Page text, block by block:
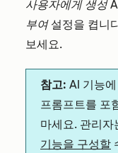
사용자에게 생성
부여설정을 켭니
보세요.
참고: AI 기능
프롬프트를 포
마세요. 관리자
기능을 구성할